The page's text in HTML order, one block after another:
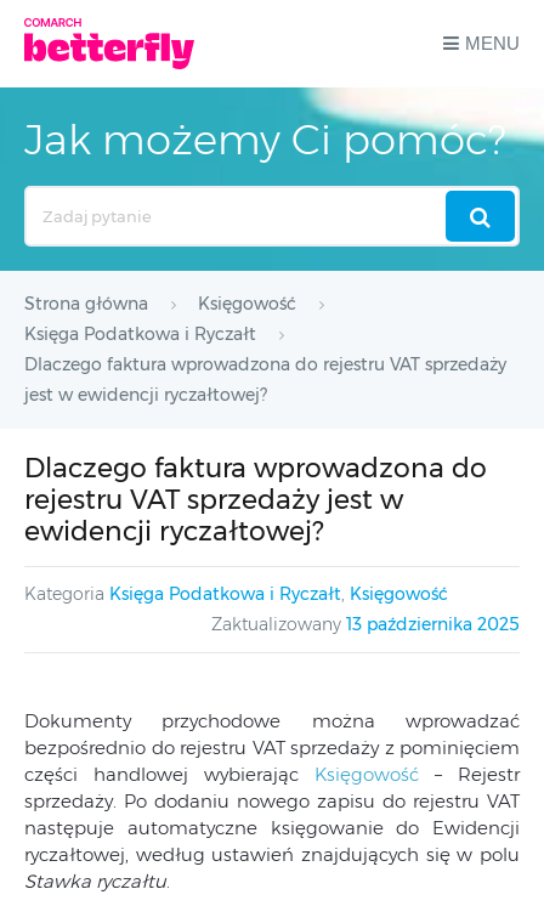
MENU
Jak możemy Ci pomóc?
Strona główna
Księgowość
Księga Podatkowa i Ryczałt
Dlaczego faktura wprowadzona do rejestru VAT sprzedaży
jest w ewidencji ryczałtowej?
Dlaczego faktura wprowadzona do
rejestru VAT sprzedaży jest w
ewidencji ryczałtowej?
Kategoria Księga Podatkowa i Ryczałt, Księgowość
Zaktualizowany 13 października 2025
Dokumenty przychodowe można wprowadzać
bezpośrednio do rejestru VAT sprzedaży z pominięciem
części handlowej wybierając Księgowość – Rejestr
sprzedaży. Po dodaniu nowego zapisu do rejestru VAT
następuje automatyczne księgowanie do Ewidencji
ryczałtowej, według ustawień znajdujących się w polu
Stawka ryczałtu.